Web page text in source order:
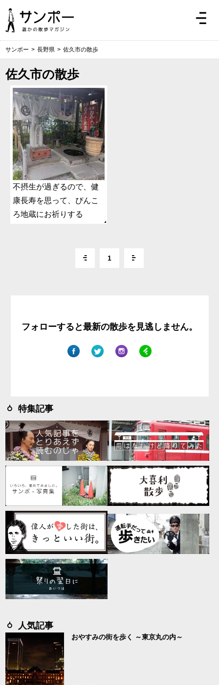
サンポー > 長野県 > 佐久市の散歩
佐久市の散歩
不摂生が過ぎるので、健
康長寿を思って、ぴんこ
ろ地蔵にお祈りする
1
フォローすると最新の散歩を見逃しません。
特集記事
人気記事
おやすみの街を歩く ～東京丸の内～